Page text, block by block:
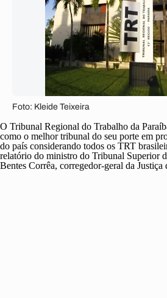
Foto: Kleide Teixeira
O Tribunal Regional do Trabalho da
como o melhor tribunal do seu porte em
do país considerando todos os TRT
relatório do ministro do Tribunal Superior
Bentes Corrêa, corregedor-geral da Justiça